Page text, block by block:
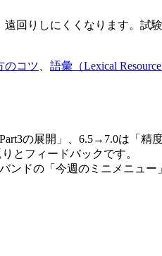
回りしにくくなります。試
のコツ 語彙（Lexical
の展開」、6.5→7.0は「精
とフィードバックです。
ンドの「今週のミニメニュー